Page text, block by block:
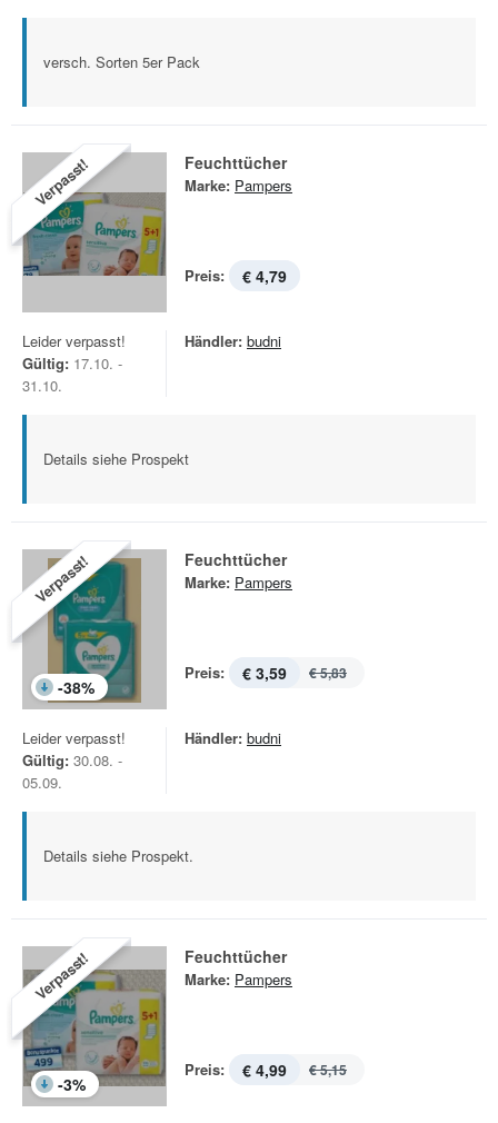
versch. Sorten 5er Pack
Verpasst! Feuchttücher
Marke: Pampers
Preis: € 4,79
Leider verpasst!
Gültig: 17.10. -
31.10.
Händler: budni
Details siehe Prospekt
Verpasst!
-38%
Feuchttücher
Marke: Pampers
Preis: € 3,59 € 5,83
Leider verpasst!
Gültig: 30.08. -
05.09.
Händler: budni
Details siehe Prospekt.
Verpasst!
-3%
Feuchttücher
Marke: Pampers
Preis: € 4,99 € 5,15